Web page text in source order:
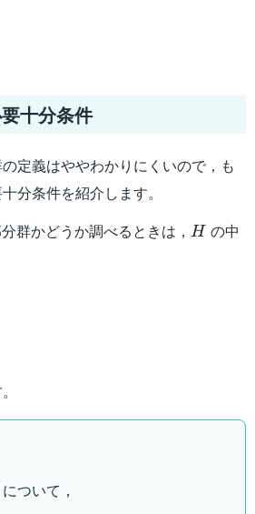
十分条件
定義はややわかりにくいので，も
分条件を紹介します。
群かどうか調べるときは， H
H の中
について，